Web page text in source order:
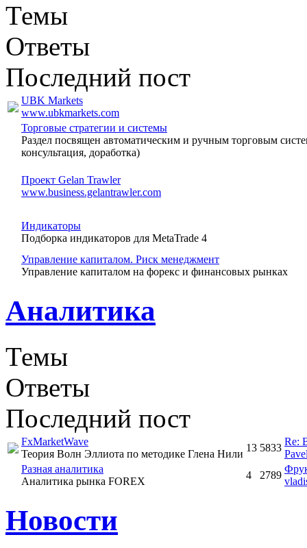
Темы
Ответы
Последний пост
UBK Markets
www.ubkmarkets.com
Торговые стратегии и системы
Раздел посвящен автоматическим и ручным торговым
консультация, доработка)
Проект Gelan Trawler
www.business.gelantrawler.com
Индикаторы
Подборка индикаторов для MetaTrade 4
Управление капиталом. Риск менеджмент
Управление капиталом на форекс и финансовых рынках
Аналитика
Темы
Ответы
Последний пост
FxMarketWave
Теория Волн Эллиота по методике Глена Нили
13 5833
Re:
Разная аналитика
Аналитика рынка FOREX
4 2789
Новости